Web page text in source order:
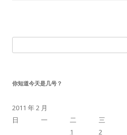
索：
你知道今天是几号？
2011 年 2 月
日
一 二 三
1
2